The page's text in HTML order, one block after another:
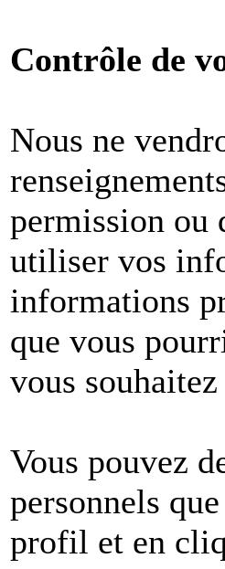
Contrôle de
Nous ne
permission ou
utiliser vos
informations
que vous
vous
Vous pouvez
personnels
profil et en